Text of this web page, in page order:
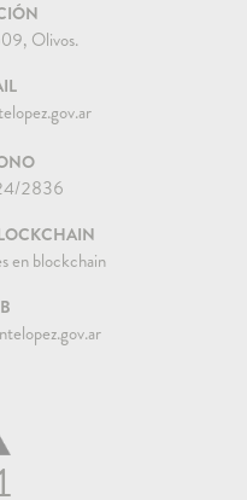
Olivos.
2836
en blockchain